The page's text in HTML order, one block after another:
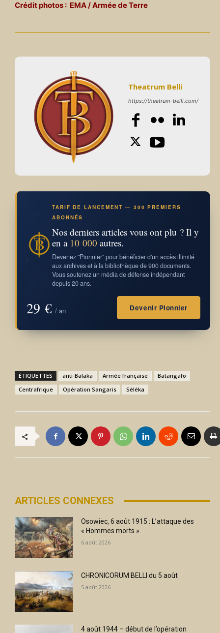
Crédit photos : EMA / Armée de Terre
Theatrum Belli
https://theatrum-belli.com/
TARIF DE LANCEMENT — 300 PREMIERS
ABONNÉS
Nos derniers articles vous ont plu ? Il y
en a 10 000 autres.
Devenez "Pionnier" pour bénéficier d'un accès illimité
aux archives et à la bibliothèque de 900 documents.
Vous soutenez un média de défense indépendant
depuis 20 ans.
29 € / an Devenir Pionnier
ÉTIQUETTES anti-Balaka Armée française
Batangafo
Centrafrique
Opération Sangaris Séléka
ARTICLES CONNEXES
Osowiec, 6 août 1915 : L’attaque des
« Hommes morts ».
6 août 2026
CHRONICORUM BELLI du 5 août
5 août 2026
4 août 1944 – début de l’opération